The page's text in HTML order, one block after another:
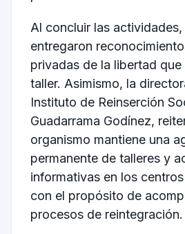
Al concluir las
entregaron
privadas de la libertad
taller. Asimismo, la
Instituto de Reinserción
Guadarrama Godínez,
organismo mantiene una
permanente de talleres y
informativas en los
con el propósito de
procesos de reintegración.